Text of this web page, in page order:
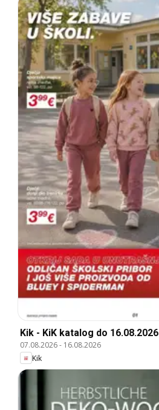
Kik - KiK katalog do 16.08.2026
07.08.2026- 16.08.2026
Kik